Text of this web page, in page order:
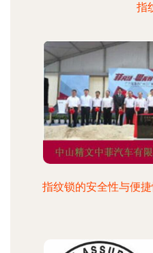
指
指纹锁的安全性与便